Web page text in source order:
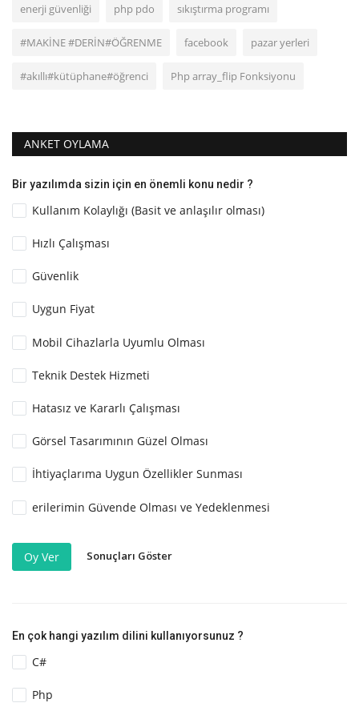
enerji güvenliği php pdo sıkıştırma programı
#MAKİNE #DERİN#ÖĞRENME facebook pazar yerleri
#akıllı#kütüphane#öğrenci Php array_flip Fonksiyonu
ANKET OYLAMA
Bir yazılımda sizin için en önemli konu nedir ?
Kullanım Kolaylığı (Basit ve anlaşılır olması)
Hızlı Çalışması
Güvenlik
Uygun Fiyat
Mobil Cihazlarla Uyumlu Olması
Teknik Destek Hizmeti
Hatasız ve Kararlı Çalışması
Görsel Tasarımının Güzel Olması
İhtiyaçlarıma Uygun Özellikler Sunması
erilerimin Güvende Olması ve Yedeklenmesi
Oy Ver Sonuçları Göster
En çok hangi yazılım dilini kullanıyorsunuz ?
C#
Php